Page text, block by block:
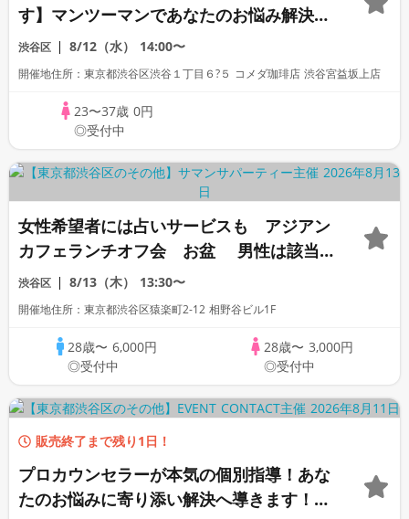
す】マンツーマンであなたのお悩み解決☆
恋愛活動の成果UP♪
渋谷区 8/12（水） 14:00〜
開催地住所：東京都渋谷区渋谷１丁目６?５ コメダ珈琲店 渋谷宮益坂上店
23〜37歳 0円
◎受付中
女性希望者には占いサービスも アジアン
カフェランチオフ会 お盆 男性は該当
者 「一部上場企業」「大手企業」「公務
員」「自衛官」「消防士」「警察官」
「OL」歓迎
渋谷区 8/13（木） 13:30〜
開催地住所：東京都渋谷区猿楽町2-12 相野谷ビル1F
28歳〜 6,000円
◎受付中
28歳〜 3,000円
◎受付中
販売終了まで残り1日！
プロカウンセラーが本気の個別指導！あな
たのお悩みに寄り添い解決へ導きます！